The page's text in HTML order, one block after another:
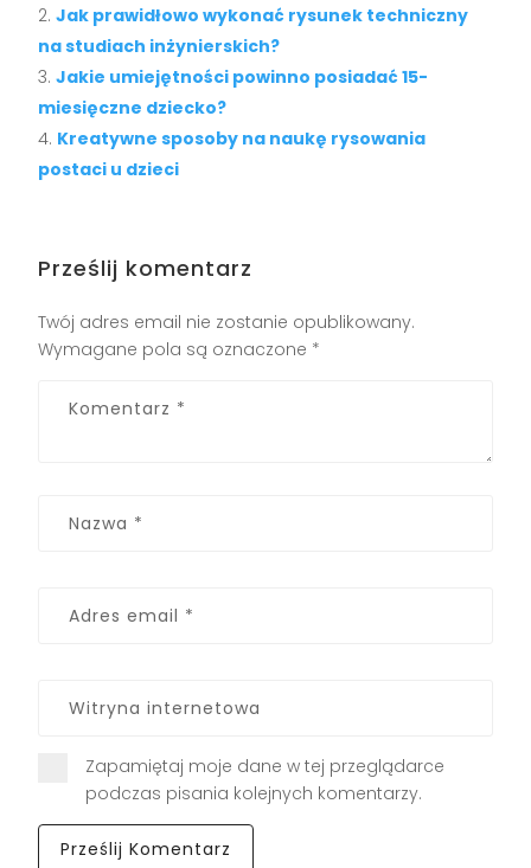
Jak prawidłowo wykonać rysunek techniczny
na studiach inżynierskich?
Jakie umiejętności powinno posiadać 15-
miesięczne dziecko?
Kreatywne sposoby na naukę rysowania
postaci u dzieci
Prześlij komentarz
Twój adres email nie zostanie opublikowany.
Wymagane pola są oznaczone *
Zapamiętaj moje dane w tej przeglądarce
podczas pisania kolejnych komentarzy.